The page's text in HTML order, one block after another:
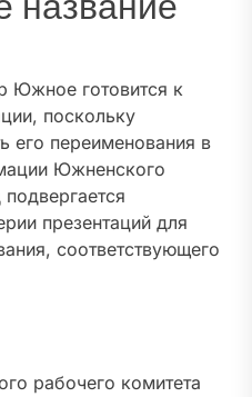
Южное готовится к
поскольку
его переименования в
Южненского
презентаций для
соответствующего
рабочего комитета